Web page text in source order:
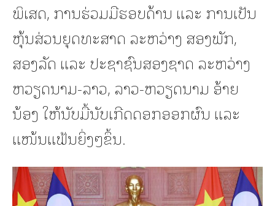
ພິເສດ, ການຮ່ວມມືຮອບດ້ານ ແລະ ການເປັນ
ຫຸ້ນສ່ວນຍຸດທະສາດ ລະຫວ່າງ ສອງພັກ,
ສອງລັດ ແລະ ປະຊາຊົນສອງຊາດ ລະຫວ່າງ
ຫວຽດນາມ-ລາວ, ລາວ-ຫວຽດນາມ ອ້າຍ
ນ້ອງ ໃຫ້ນັບມື້ນັບເກີດດອກອອກຜົນ ແລະ
ແໜ້ນແຟ້ນຍິ່ງໆຂຶ້ນ.